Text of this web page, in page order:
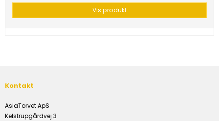
Vis produkt
Kontakt
AsiaTorvet ApS
Kelstrupgårdvej 3